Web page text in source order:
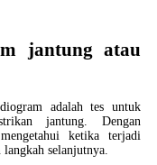
jantung atau
adalah tes untuk
jantung. Dengan
ketika terjadi
selanjutnya.